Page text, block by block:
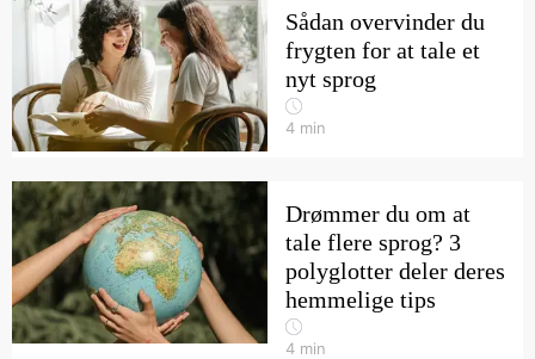
Sådan overvinder du
frygten for at tale et
nyt sprog
4 min
Drømmer du om at
tale flere sprog? 3
polyglotter deler deres
hemmelige tips
4 min